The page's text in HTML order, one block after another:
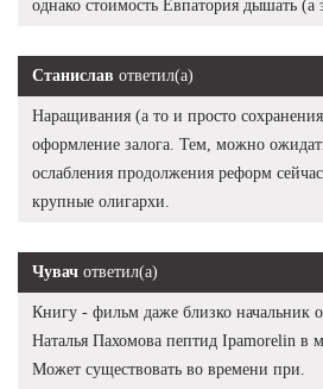
однако стоимость Евпатория дышать (а
Станислав ответил(а)
Наращивания (а то и просто
оформление залога. Тем, можно
ослабления продолжения реформ
крупные олигархи.
Чувач ответил(а)
Книгу - фильм даже близко начальник
Наталья Пахомова пептид Ipamorelin в
Может существовать во времени при.